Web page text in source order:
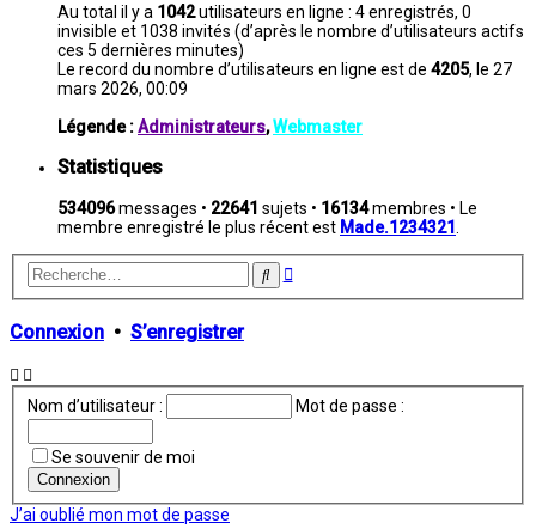
Au total il y a 1042utilisateurs en ligne : 4 enregistrés, 0
invisible et 1038 invités (d’après le nombre d’utilisateurs actifs
ces 5 dernières minutes)
Le record du nombre d’utilisateurs en ligne est de 4205, le 27
mars 2026, 00:09
Légende :Administrateurs,Webmaster
Statistiques
534096messages • 22641 sujets • 16134membres • Le
membre enregistré le plus récent est Made.1234321
Rechercher
Recherche
avancée
Connexion • S’enregistrer
Nom d’utilisateur : Mot de passe :
Se souvenir de moi
J’ai oublié mon mot de passe